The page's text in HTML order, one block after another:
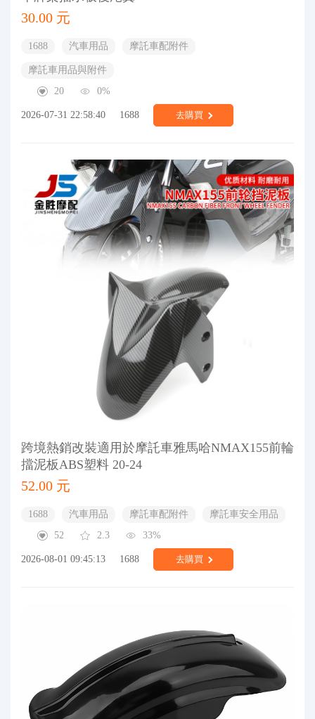
30.00 元
1688 汽車用品 摩託車配附件
摩託車用品與附件
20
0%
2026-07-31 22:58:40 1688 去購買
跨境熱銷改裝適用於摩託車雅馬哈NMAX155前輪
擋泥板ABS塑料 20-24
52.00 元
1688 汽車用品 摩託車配附件
摩託車安全用品
52
2.3 33%
2026-08-01 09:45:13 1688 去購買